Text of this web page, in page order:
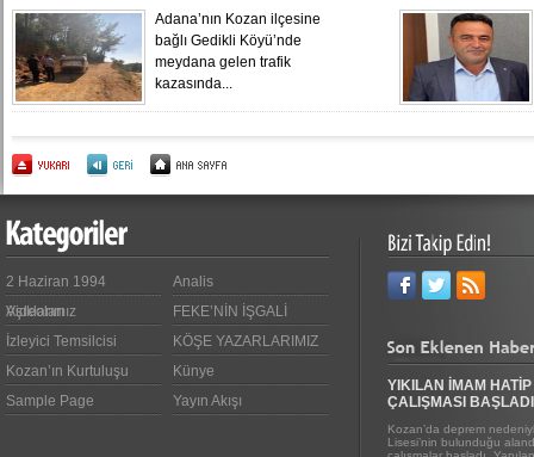
Bebek 6 Kişi YaralandıAdana’nın Kozan ilçesine
bağlı Gedikli Köyü’nde
meydana gelen trafik
kazasında...
gördüğü
2 Haziran 1994
Videoları
Analis
Aşıklarımız
FEKE’NİN İŞGALİ
İzleyici Temsilcisi
KÖŞE YAZARLARIMIZ
Kozan’ın Kurtuluşu
Künye
Sample Page
Yayın Akışı
YIKILAN İMAM
ÇALIŞMASI BAŞLADI
Kozan’da deprem
Lisesi’nin bulunduğu